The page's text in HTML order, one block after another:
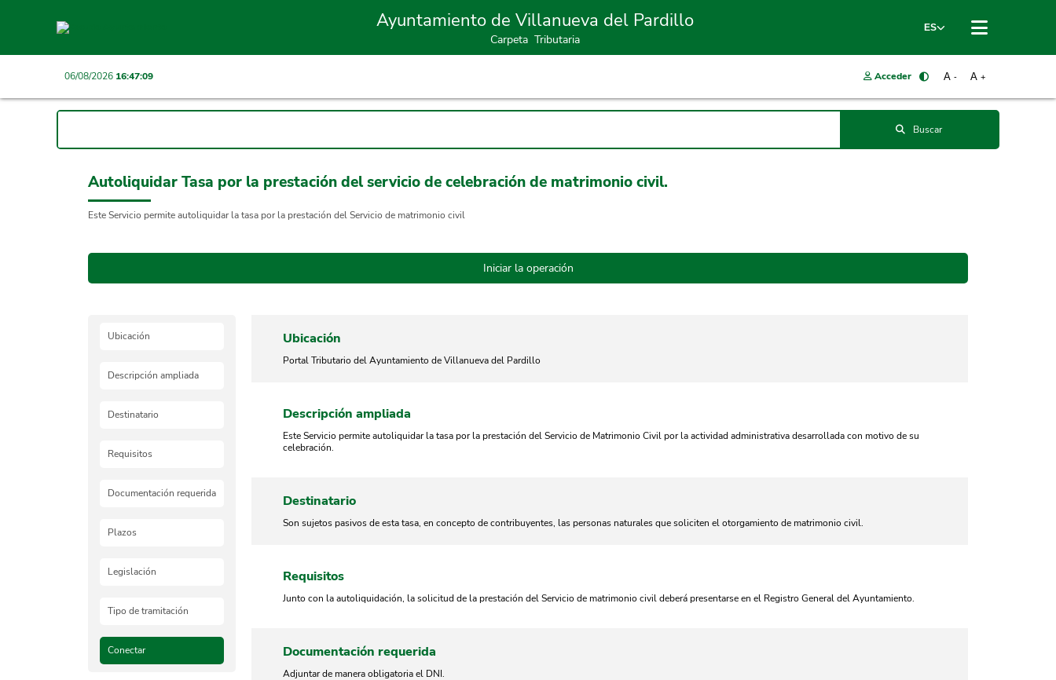
ES
Ayuntamiento de Villanueva del Pardillo
Carpeta Tributaria
06/08/2026 16:47:09 Acceder A +
A -
Buscar
Autoliquidar Tasa por la prestación del servicio de celebración de matrimonio civil.
Este Servicio permite autoliquidar la tasa por la prestación del Servicio de matrimonio civil
Ubicación
Descripción ampliada
Destinatario
Requisitos
Documentación requerida
Plazos
Legislación
Tipo de tramitación
Conectar
Ubicación
Portal Tributario del Ayuntamiento de Villanueva del Pardillo
Descripción ampliada
Este Servicio permite autoliquidar la tasa por la prestación del Servicio de Matrimonio Civil por la actividad administrativa desarrollada con motivo de su
celebración.
Destinatario
Son sujetos pasivos de esta tasa, en concepto de contribuyentes, las personas naturales que soliciten el otorgamiento de matrimonio civil.
Requisitos
Junto con la autoliquidación, la solicitud de la prestación del Servicio de matrimonio civil deberá presentarse en el Registro General del Ayuntamiento.
Documentación requerida
Adjuntar de manera obligatoria el DNI.